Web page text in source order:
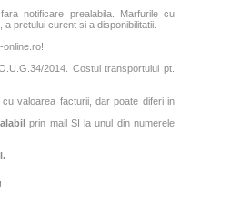
notificare prealabila. Marfurile cu
pretului curent si a disponibilitatii.
2014. Costul transportului pt.
valoarea facturii, dar poate diferi in
prin mail SI la unul din numerele